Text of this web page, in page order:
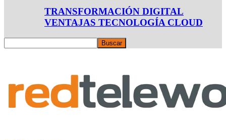
TRANSFORMACIÓN DIGITAL
VENTAJAS TECNOLOGÍA CLOUD